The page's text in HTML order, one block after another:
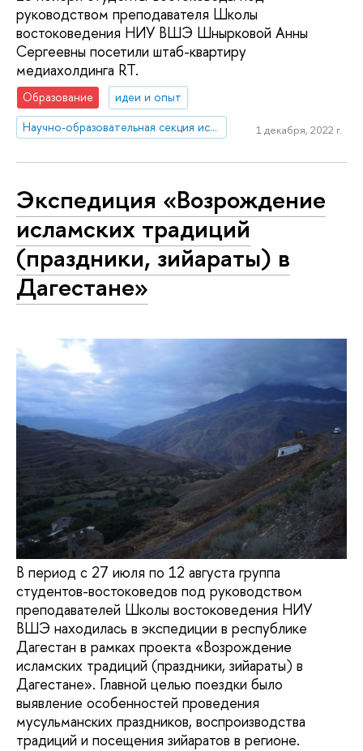
руководством преподавателя Школы
востоковедения НИУ ВШЭ Шнырковой Анны
Сергеевны посетили штаб-квартиру
медиахолдинга RT.
Образование
идеи и опыт
Научно-образовательная секция исследований Ближнего Востока и Северной Африки
1 декабря, 2022 г.
Экспедиция «Возрождение
исламских традиций
(праздники, зийараты) в
Дагестане»
В период с 27 июля по 12 августа группа
студентов-востоковедов под руководством
преподавателей Школы востоковедения НИУ
ВШЭ находилась в экспедиции в республике
Дагестан в рамках проекта «Возрождение
исламских традиций (праздники, зийараты) в
Дагестане». Главной целью поездки было
выявление особенностей проведения
мусульманских праздников, воспроизводства
традиций и посещения зийаратов в регионе.